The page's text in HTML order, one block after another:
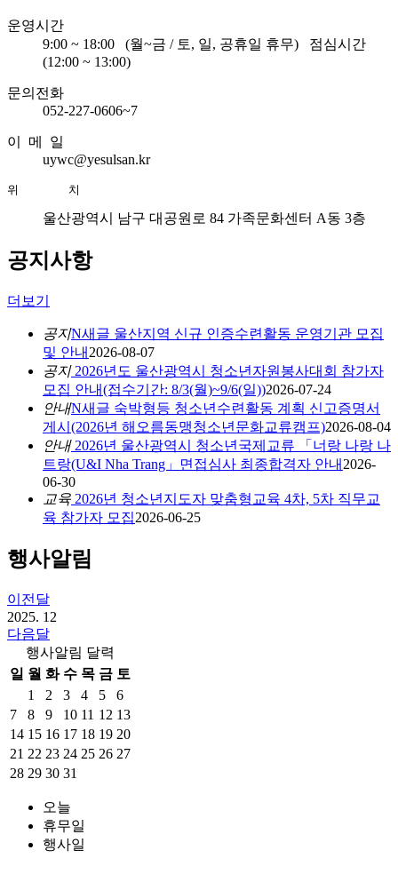
운영시간
9:00 ~ 18:00 (월~금 / 토, 일, 공휴일 휴무)
점심시간
(12:00 ~ 13:00)
문의전화
052-227-0606~7
이 메 일
uywc@yesulsan.kr
위       치
울산광역시 남구 대공원로 84 가족문화센터 A동 3층
공지사항
더보기
공지N새글 울산지역 신규 인증수련활동 운영기관 모집
및 안내 2026-08-07
공지2026년도 울산광역시 청소년자원봉사대회 참가자
모집 안내(접수기간: 8/3(월)~9/6(일))2026-07-24
안내N새글 숙박형등 청소년수련활동 계획 신고증명서
게시(2026년 해오름동맹청소년문화교류캠프)2026-08-04
안내2026년 울산광역시 청소년국제교류 「너랑 나랑 나
트랑(U&I Nha Trang」면접심사 최종합격자 안내 2026-
06-30
교육 2026년 청소년지도자 맞춤형교육 4차, 5차 직무교
육 참가자 모집2026-06-25
행사알림
이전달
2025. 12
다음달
행사알림 달력
일 월 화 수 목 금 토
1
2 3 4 5
6
7
8 9 10 11 12 13
14 15 16 17 18 19 20
21 22 23 24 25 26 27
28 29 30 31
오늘
휴무일
행사일